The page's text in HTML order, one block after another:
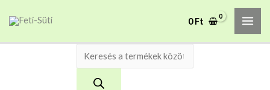
0Ft
ételszínezék
A mélyhűtött termékeket
csakis saját felelősségre
tekintettel a feloldási időre.
Megértettem